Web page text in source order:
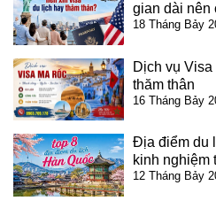
gian dài nên
18 Tháng Bảy
Dịch vụ
thăm thân
16 Tháng Bảy
Địa điểm du
kinh nghiệm
12 Tháng Bảy